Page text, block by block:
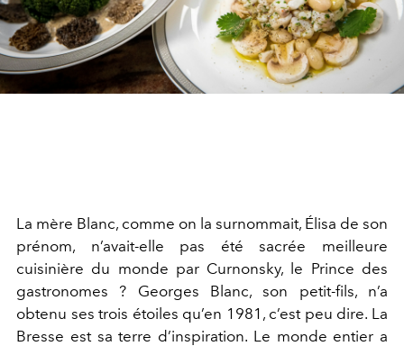
La mère Blanc, comme on la surnommait, Élisa de son
prénom, n’avait-elle pas été sacrée meilleure
cuisinière du monde par Curnonsky, le Prince des
gastronomes ? Georges Blanc, son petit-fils, n’a
obtenu ses trois étoiles qu’en 1981, c’est peu dire. La
Bresse est sa terre d’inspiration. Le monde entier a